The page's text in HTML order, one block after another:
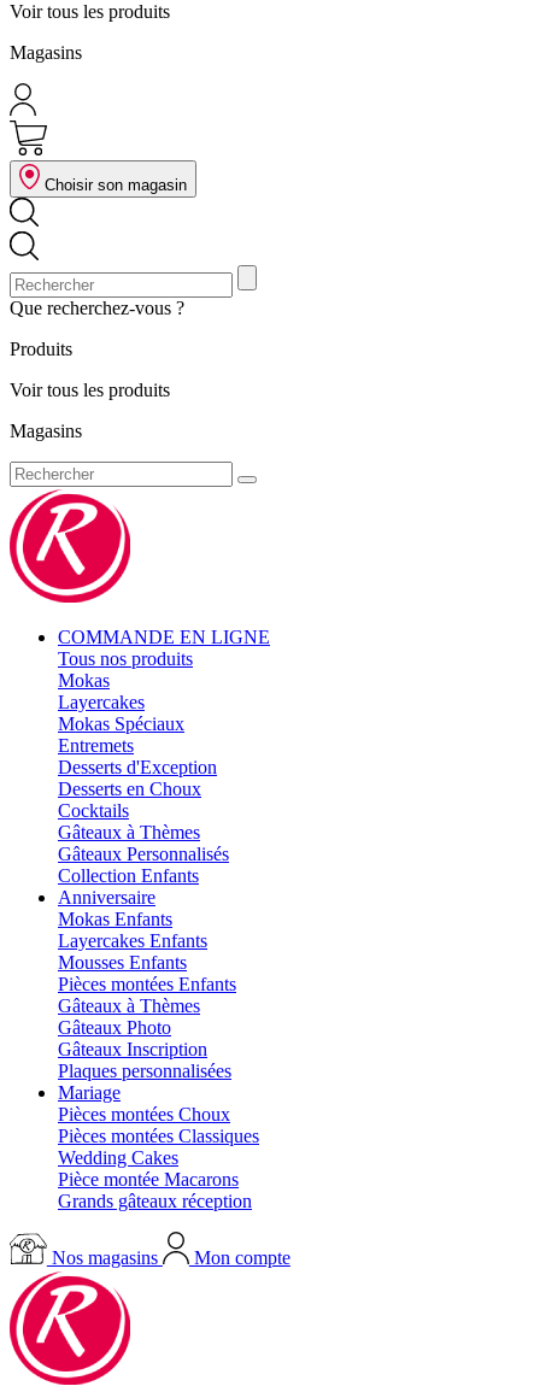
Voir tous les produits
Magasins
Choisir son magasin
Que recherchez-vous ?
Produits
Voir tous les produits
Magasins
COMMANDE EN LIGNE
Tous nos produits
Mokas
Layercakes
Mokas Spéciaux
Entremets
Desserts d'Exception
Desserts en Choux
Cocktails
Gâteaux à Thèmes
Gâteaux Personnalisés
Collection Enfants
Anniversaire
Mokas Enfants
Layercakes Enfants
Mousses Enfants
Pièces montées Enfants
Gâteaux à Thèmes
Gâteaux Photo
Gâteaux Inscription
Plaques personnalisées
Mariage
Pièces montées Choux
Pièces montées Classiques
Wedding Cakes
Pièce montée Macarons
Grands gâteaux réception
Nos magasins Mon compte